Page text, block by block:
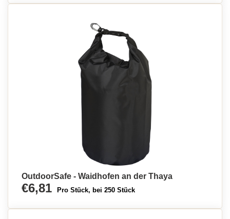
OutdoorSafe - Waidhofen an der Thaya
€6,81 Pro Stück, bei 250 Stück